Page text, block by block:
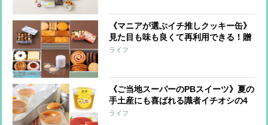
《マニアが選ぶイチ推しクッキー缶》
見た目も味も良くて再利用できる！贈
り物にしたいとっておきの名品6つ
ライフ
《ご当地スーパーのPBスイーツ》夏の
手土産にも喜ばれる識者イチオシの4
品！
ライフ